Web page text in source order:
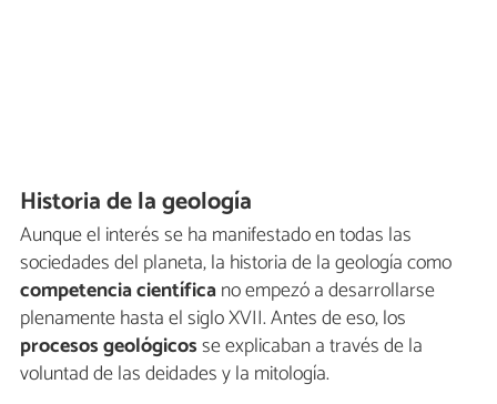
Historia de la geología
Aunque el interés se ha manifestado en todas las
sociedades del planeta, la historia de la geología como
competencia científicano empezó a desarrollarse
plenamente hasta el siglo XVII. Antes de eso, los
procesos geológicosse explicaban a través de la
voluntad de las deidades y la mitología.